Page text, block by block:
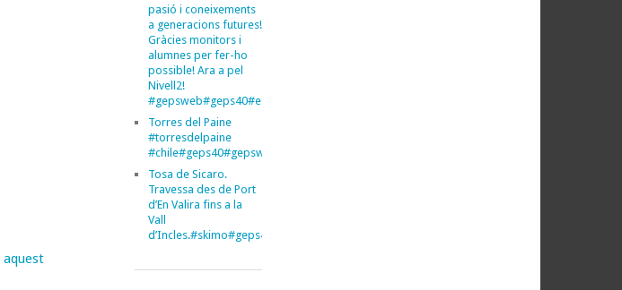
aquest
pasió i coneixements
a generacions futures!
Gràcies monitors i
alumnes per fer-ho
possible! Ara a pel
Nivell2!
#gepsweb#geps40#espeleo#espeleologia
Torres del Paine
#torresdelpaine
#chile#geps40#gepsweb
Tosa de Sicaro.
Travessa des de Port
d’En Valira fins a la
Vall
d’Incles.#skimo#geps40#gepsweb